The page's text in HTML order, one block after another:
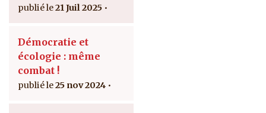
21 Juil 2025
Démocratie et
écologie : même
combat !
25 nov 2024